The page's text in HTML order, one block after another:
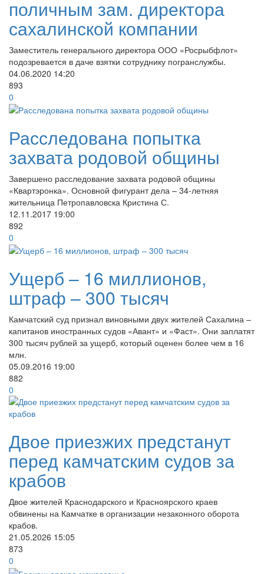
поличным зам. директора
сахалинской компании
Заместитель генерального директора ООО «Росрыбфлот»
подозревается в даче взятки сотруднику погранслужбы.
04.06.2020 14:20
893
0
Расследована попытка
захвата родовой общины
Завершено расследование захвата родовой общины
«Квартэронка». Основной фигурант дела – 34-летняя
жительница Петропавловска Кристина С.
12.11.2017 19:00
892
0
Ущерб – 16 миллионов,
штраф – 300 тысяч
Камчатский суд признал виновными двух жителей Сахалина –
капитанов иностранных судов «Авант» и «Фаст». Они заплатят
300 тысяч рублей за ущерб, который оценен более чем в 16
млн.
05.09.2016 19:00
882
0
Двое приезжих предстанут
перед камчатским судов за
крабов
Двое жителей Краснодарского и Красноярского краев
обвинены на Камчатке в организации незаконного оборота
крабов.
21.05.2026 15:05
873
0